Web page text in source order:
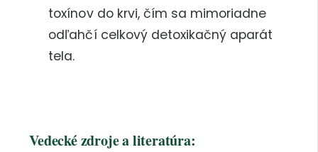
toxínov do krvi, čím sa mimoriadne
odľahčí celkový detoxikačný aparát
tela.
Vedecké zdroje a literatúra: